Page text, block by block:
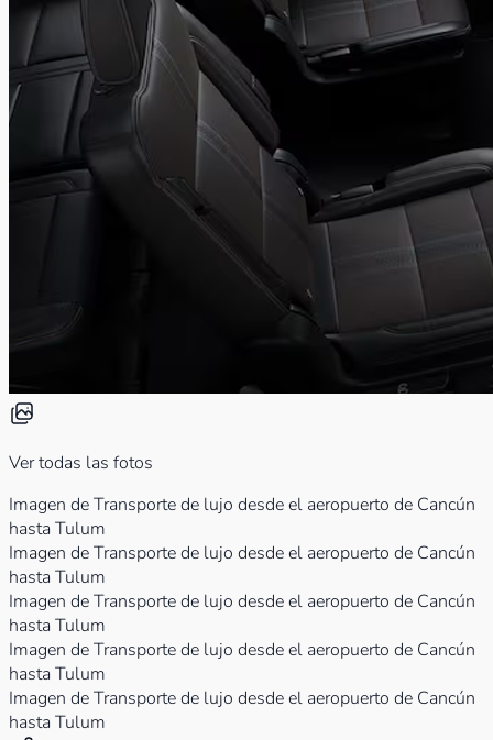
Ver todas las fotos
Imagen de Transporte de lujo desde el aeropuerto de Cancún
hasta Tulum
Imagen de Transporte de lujo desde el aeropuerto de Cancún
hasta Tulum
Imagen de Transporte de lujo desde el aeropuerto de Cancún
hasta Tulum
Imagen de Transporte de lujo desde el aeropuerto de Cancún
hasta Tulum
Imagen de Transporte de lujo desde el aeropuerto de Cancún
hasta Tulum